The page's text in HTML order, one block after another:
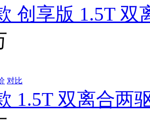
创享版 1.5T
对比
1.5T 双离合两